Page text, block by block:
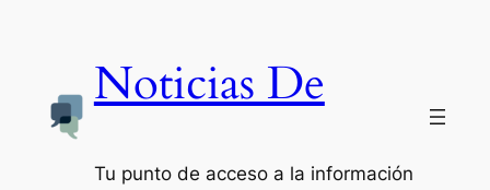
Noticias De
Tu punto de acceso a la información